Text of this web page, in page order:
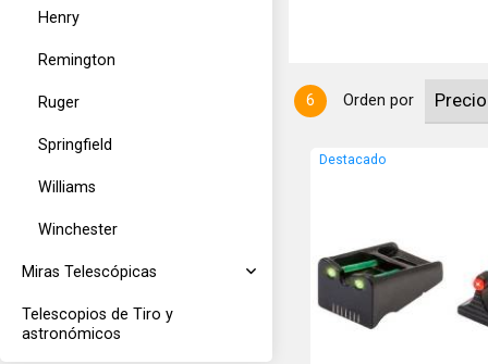
Henry
Remington
Ruger
Springfield
Williams
Winchester
Miras Telescópicas
Telescopios de Tiro y
astronómicos
6 Orden por
Destacado